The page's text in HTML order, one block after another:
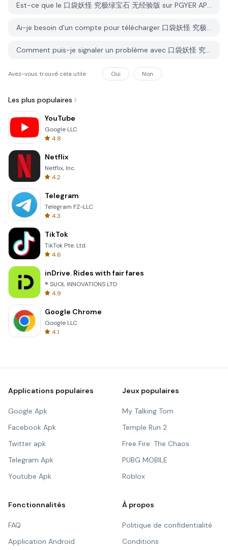
Est-ce que le 口袋妖怪 究极绿宝石 无经验版 sur PGYER APK HUB est gratuit?
Ai-je besoin d'un compte pour télécharger 口袋妖怪 究极绿宝石 无经验版 depuis PGYER APK HUB?
Comment puis-je signaler un problème avec 口袋妖怪 究极绿宝石 无经验版 sur PGYER APK HUB?
Avez-vous trouvé cela utile Oui Non
Les plus populaires
YouTube
Google LLC
4.8
Netflix
Netflix, Inc.
4.2
Telegram
Telegram FZ-LLC
4.3
TikTok
TikTok Pte. Ltd.
4.6
inDrive. Rides with fair fares
® SUOL INNOVATIONS LTD
4.9
Google Chrome
Google LLC
4.1
Applications populaires
Google Apk
Facebook Apk
Twitter apk
Telegram Apk
Youtube Apk
Jeux populaires
My Talking Tom
Temple Run 2
Free Fire: The Chaos
PUBG MOBILE
Roblox
Fonctionnalités
FAQ
Application Android
À propos
Politique de confidentialité
Conditions